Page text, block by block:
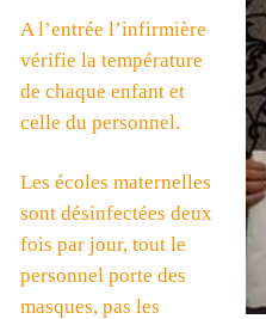
A l’entrée l’infirmière
vérifie la température
de chaque enfant et
celle du personnel.
Les écoles maternelles
sont désinfectées deux
fois par jour, tout le
personnel porte des
masques, pas les